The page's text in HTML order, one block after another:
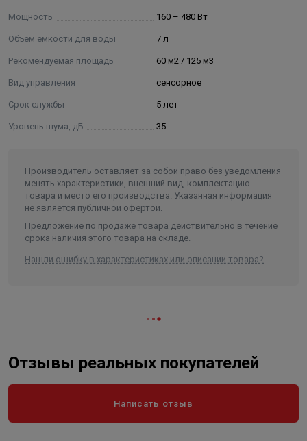
Режим самоочистки от накипи
Автоматическое отключение при низком уровне
Аромаконтейнер для ингаляций и ароматерапии
Мощность 160 – 480 Вт
Объем емкости для воды 7 л
Рекомендуемая площадь 60 м2 / 125 м3
Вид управления сенсорное
Срок службы 5 лет
Уровень шума, дБ 35
Производитель оставляет за собой право без уведомления
менять характеристики, внешний вид, комплектацию
товара и место его производства. Указанная информация
не является публичной офертой.
Предложение по продаже товара действительно в течение
срока наличия этого товара на складе.
Нашли ошибку в характеристиках или описании товара?
Отзывы реальных покупателей
Написать отзыв